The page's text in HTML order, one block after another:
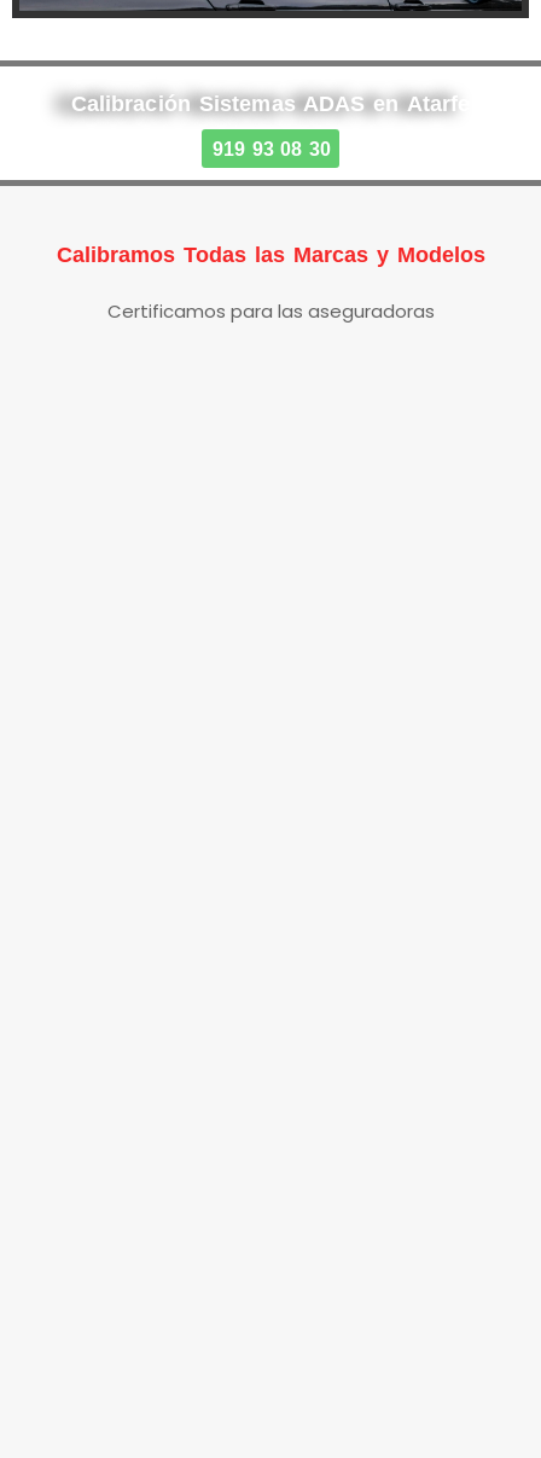
Calibración Sistemas ADAS en Atarfe
919 93 08 30
Calibramos Todas las Marcas y Modelos
Certificamos para las aseguradoras